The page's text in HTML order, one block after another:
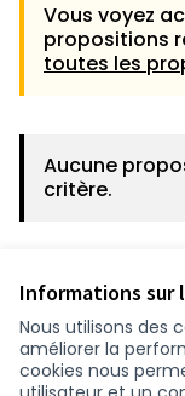
Informations sur
Nous utilisons des
améliorer la
cookies nous
Vous voyez
propositions
toutes les
Aucune
critère.